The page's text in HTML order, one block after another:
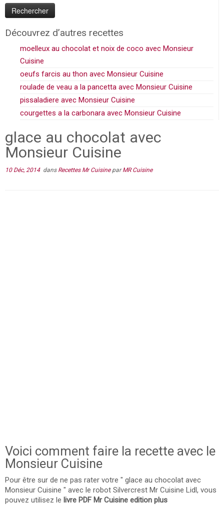
Découvrez d’autres recettes
moelleux au chocolat et noix de coco avec Monsieur
Cuisine
oeufs farcis au thon avec Monsieur Cuisine
roulade de veau a la pancetta avec Monsieur Cuisine
pissaladiere avec Monsieur Cuisine
courgettes a la carbonara avec Monsieur Cuisine
glace au chocolat avec
Monsieur Cuisine
10 Déc, 2014dans Recettes Mr Cuisine parMR Cuisine
Voici comment faire la recette avec le
Monsieur Cuisine
Pour être sur de ne pas rater votre " glace au chocolat avec
Monsieur Cuisine " avec le robot Silvercrest Mr Cuisine Lidl, vous
pouvez utilisez le livre PDF Mr Cuisine edition plus